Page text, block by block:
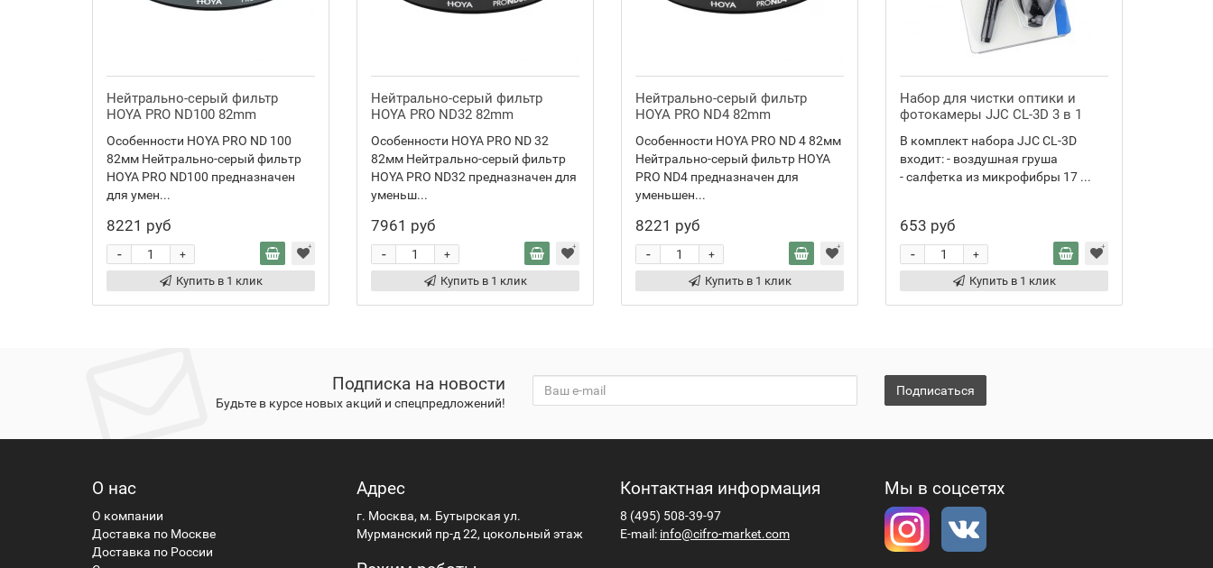
Нейтрально-серый фильтр
HOYA PRO ND100 82mm
Особенности HOYA PRO ND 100
82мм Нейтрально-серый фильтр
HOYA PRO ND100 предназначен
для умен...
8221 руб
+
-
Купить в 1 клик
Нейтрально-серый фильтр
HOYA PRO ND32 82mm
Особенности HOYA PRO ND 32
82мм Нейтрально-серый фильтр
HOYA PRO ND32 предназначен для
уменьш...
7961 руб
+
-
Купить в 1 клик
Нейтрально-серый фильтр
HOYA PRO ND4 82mm
Особенности HOYA PRO ND 4 82мм
Нейтрально-серый фильтр HOYA
PRO ND4 предназначен для
уменьшен...
8221 руб
+
-
Купить в 1 клик
Набор для чистки оптики и
фотокамеры JJC CL-3D 3 в 1
В комплект набора JJC CL-3D
входит: - воздушная груша
- салфетка из микрофибры 17 ...
653 руб
+
-
Купить в 1 клик
Подписка на новости
Будьте в курсе новых акций и спецпредложений!
Подписаться
О нас
О компании
Доставка по Москве
Доставка по России
Адрес
г. Москва, м. Бутырская ул.
Мурманский пр-д 22, цокольный этаж
Контактная информация
8 (495) 508-39-97
E-mail: info@cifro-market.com
Мы в соцсетях